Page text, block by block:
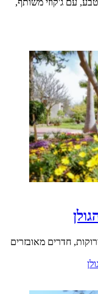
עם ג'קוזי משותף,
חדרים מאובזרים